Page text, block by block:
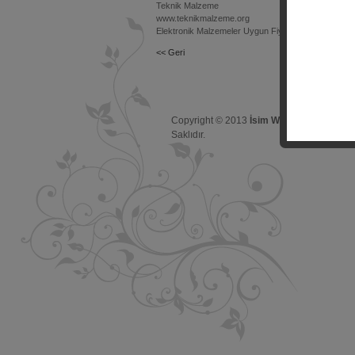
Teknik Malzeme
www.teknikmalzeme.org
Elektronik Malzemeler Uygun Fiyatlarıyla
<< Geri
Copyright © 2013 İsim WEB
Saklıdır.